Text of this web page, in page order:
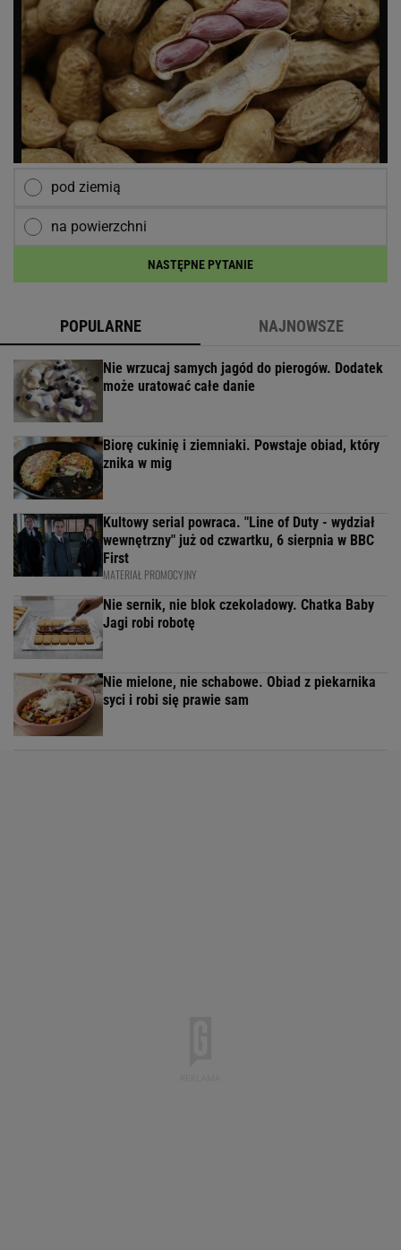
pod ziemią
na powierzchni
NASTĘPNE PYTANIE
POPULARNE NAJNOWSZE
Nie wrzucaj samych jagód do pierogów. Dodatek
może uratować całe danie
Biorę cukinię i ziemniaki. Powstaje obiad, który
znika w mig
Kultowy serial powraca. "Line of Duty - wydział
wewnętrzny" już od czwartku, 6 sierpnia w BBC
First
MATERIAŁ PROMOCYJNY
Nie sernik, nie blok czekoladowy. Chatka Baby
Jagi robi robotę
Nie mielone, nie schabowe. Obiad z piekarnika
syci i robi się prawie sam